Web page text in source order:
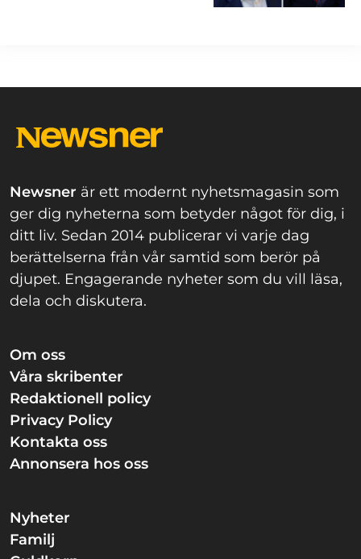
Newsner är ett modernt nyhetsmagasin som
ger dig nyheterna som betyder något för dig, i
ditt liv. Sedan 2014 publicerar vi varje dag
berättelserna från vår samtid som berör på
djupet. Engagerande nyheter som du vill läsa,
dela och diskutera.
Om oss
Våra skribenter
Redaktionell policy
Privacy Policy
Kontakta oss
Annonsera hos oss
Nyheter
Familj